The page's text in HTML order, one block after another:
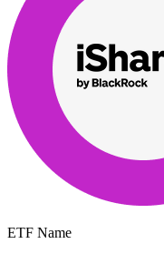
ETF Name